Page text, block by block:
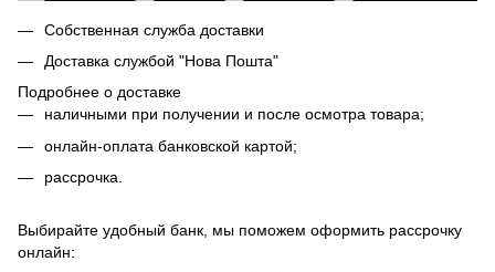
Собственная служба доставки
Доставка службой "Нова Пошта"
Подробнее о доставке
наличными при получении и после осмотра товара;
онлайн-оплата банковской картой;
рассрочка.
Выбирайте удобный банк, мы поможем оформить рассрочку
онлайн: